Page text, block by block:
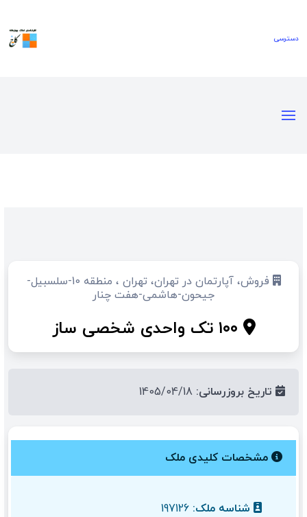
دسترسی‌
فروش، آپارتمان در تهران، تهران ، منطقه 10-سلسبیل-
جیحون-هاشمی-هفت چنار
تاریخ بروزرسانی:
مشخصات کلیدی ملک
شناسه ملک: